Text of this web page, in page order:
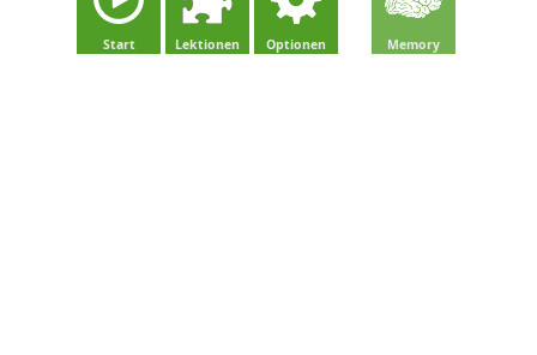
Start Lektionen Optionen Memory